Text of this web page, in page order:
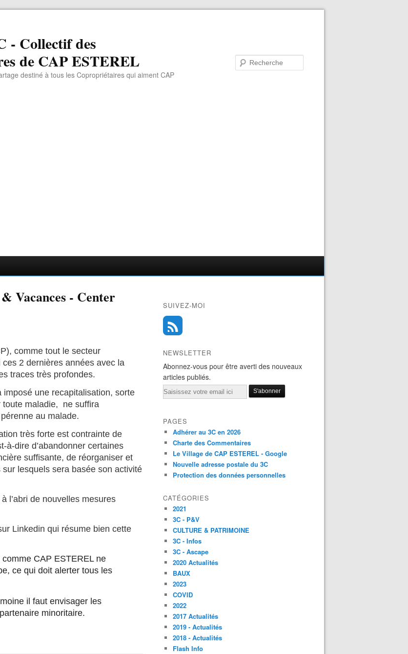
- Collectif des
de CAP ESTEREL
destiné à tous les Copropriétaires qui aiment CAP
comme tout le secteur
2 dernières années avec la
traces très profondes.
une recapitalisation, sorte
toute maladie, ne suffira
au malade.
très forte est contrainte de
à-dire d’abandonner certaines
suffisante, de réorganiser et
lesquels sera basée son activité
à l’abri de nouvelles mesures
Linkedin qui résume bien cette
CAP ESTEREL ne
ce qui doit alerter tous les
il faut envisager les
minoritaire.
SUIVEZ-MOI
NEWSLETTER
Abonnez-vous pour être averti des nouveaux
articles publiés.
Email
PAGES
Adhérer au 3C en 2026
Charte des Commentaires
Le Village de CAP ESTEREL - Google
Nouvelle adresse postale du 3C
Protection des données personnelles
CATÉGORIES
2021
3C - P&V
CULTURE & PATRIMOINE
3C - Infos
3C - Ascape
2020 Actualités
BAUX
2023
COVID
2022
2017 Actualités
2019 - Actualités
2018 - Actualités
Flash Info